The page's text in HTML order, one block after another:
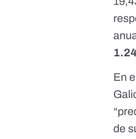
En
de